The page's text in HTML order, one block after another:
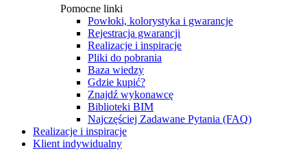
Pomocne linki
Powłoki, kolorystyka i gwarancje
Rejestracja gwarancji
Realizacje i inspiracje
Pliki do pobrania
Baza wiedzy
Gdzie kupić?
Znajdź wykonawcę
Biblioteki BIM
Najczęściej Zadawane Pytania (FAQ)
Realizacje i inspiracje
Klient indywidualny